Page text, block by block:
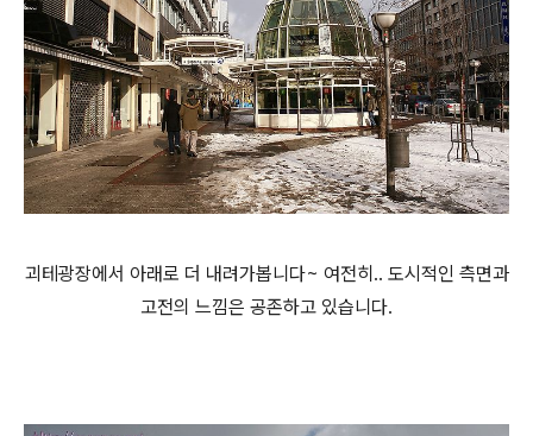
괴테광장에서 아래로 더 내려가봅니다~ 여전히.. 도시적인 측면과
고전의 느낌은 공존하고 있습니다.